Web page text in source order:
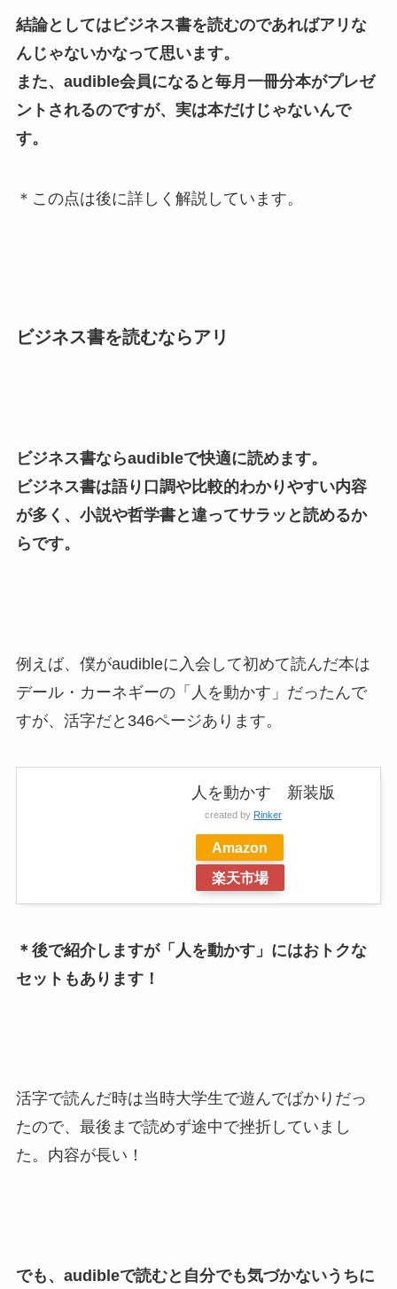
結論としてはビジネス書を読むのであればアリな
んじゃないかなって思います。
また、audible会員になると毎月一冊分本がプレゼ
ントされるのですが、実は本だけじゃないんで
す。
＊この点は後に詳しく解説しています。
ビジネス書を読むならアリ
ビジネス書ならaudibleで快適に読めます。
ビジネス書は語り口調や比較的わかりやすい内容
が多く、小説や哲学書と違ってサラッと読めるか
らです。
例えば、僕がaudibleに入会して初めて読んだ本は
デール・カーネギーの「人を動かす」だったんで
すが、活字だと346ページあります。
人を動かす 新装版
created by Rinker
Amazon
楽天市場
＊後で紹介しますが「人を動かす」にはおトクな
セットもあります！
活字で読んだ時は当時大学生で遊んでばかりだっ
たので、最後まで読めず途中で挫折していまし
た。内容が長い！
でも、audibleで読むと自分でも気づかないうちに